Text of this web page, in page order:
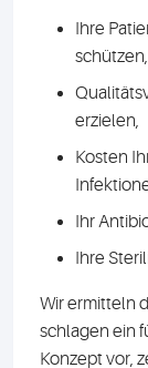
Ihre
schützen,
erzielen,
Kosten
Ihr
Ihre
Wir ermitteln
schlagen ein
Konzept vor,